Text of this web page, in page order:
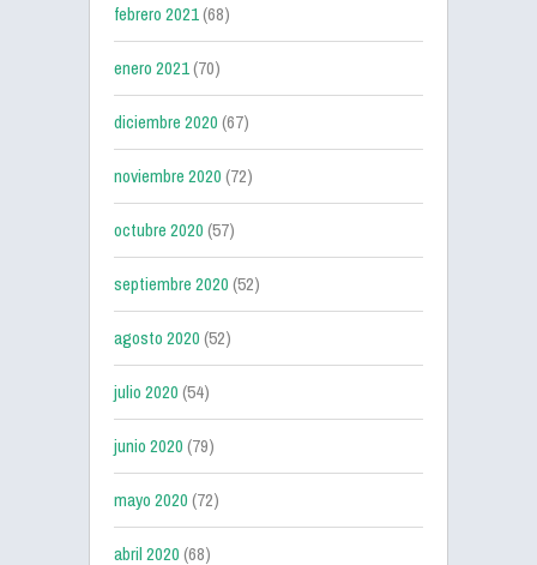
febrero 2021(68)
enero 2021(70)
diciembre 2020(67)
noviembre 2020(72)
octubre 2020(57)
septiembre 2020(52)
agosto 2020(52)
julio 2020(54)
junio 2020(79)
mayo 2020(72)
abril 2020(68)